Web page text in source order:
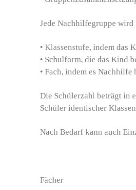
Jede Nachhilfegruppe
• Klassenstufe, indem das
• Schulform, die das Kind
• Fach, indem es Nachhilfe
Die Schülerzahl beträgt in
Schüler identischer
Nach Bedarf kann auch
Fächer